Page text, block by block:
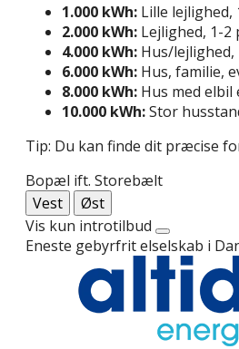
1.000 kWh: Lille
2.000 kWh: Lejlighed, 1-2
4.000 kWh: Hus/
6.000 kWh: Hus, familie,
8.000 kWh: Hus med
10.000 kWh:Stor
Tip: Du kan finde dit præcise
Bopæl ift. Storebælt
Vest
Øst
Vis kun introtilbud
Eneste gebyrfrit elselskab i